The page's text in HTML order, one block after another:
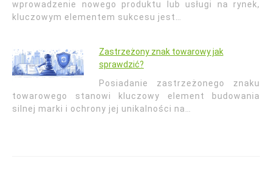
wprowadzenie nowego produktu lub usługi na rynek,
kluczowym elementem sukcesu jest…
Zastrzeżony znak towarowy jak
sprawdzić?
Posiadanie zastrzeżonego znaku
towarowego stanowi kluczowy element budowania
silnej marki i ochrony jej unikalności na…